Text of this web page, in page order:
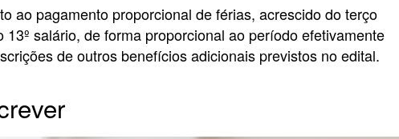
ao pagamento proporcional de férias, acrescido do terço
13º salário, de forma proporcional ao período efetivamente
de outros benefícios adicionais previstos no edital.